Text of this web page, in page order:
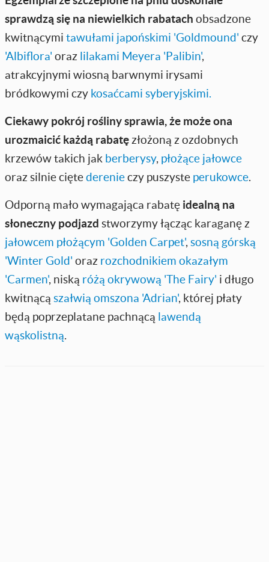
sprawdzą się na niewielkich rabatach obsadzone
kwitnącymi tawułami japońskimi 'Goldmound' czy
'Albiflora' oraz lilakami Meyera 'Palibin',
atrakcyjnymi wiosną barwnymi irysami
bródkowymi czy kosaćcami syberyjskimi.
Ciekawy pokrój rośliny sprawia, że może ona
urozmaicić każdą rabatę złożoną z ozdobnych
krzewów takich jak berberysy, płożące jałowce
oraz silnie ciętederenieczy puszyste perukowce.
Odporną mało wymagająca rabatę idealną na
słoneczny podjazd stworzymy łącząc karaganę z
jałowcem płożącym 'Golden Carpet', sosną górską
'Winter Gold' oraz rozchodnikiem okazałym
'Carmen', niską różą okrywową 'The Fairy' i długo
kwitnącą szałwią omszona 'Adrian', której płaty
będą poprzeplatane pachnącą lawendą
wąskolistną.